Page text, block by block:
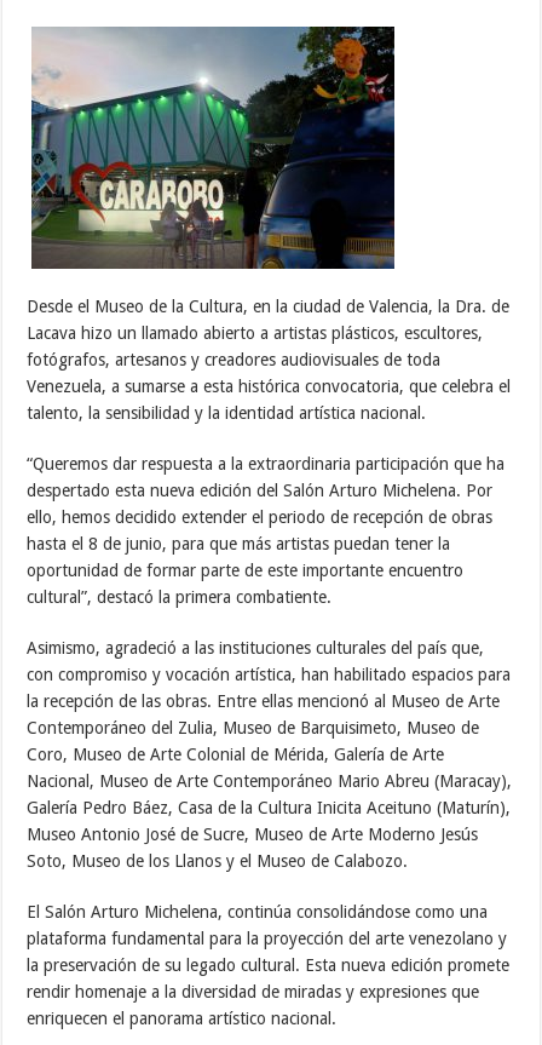
Desde el Museo de la Cultura, en la ciudad de Valencia, la Dra. de
Lacava hizo un llamado abierto a artistas plásticos, escultores,
fotógrafos, artesanos y creadores audiovisuales de toda
Venezuela, a sumarse a esta histórica convocatoria, que celebra el
talento, la sensibilidad y la identidad artística nacional.
“Queremos dar respuesta a la extraordinaria participación que ha
despertado esta nueva edición del Salón Arturo Michelena. Por
ello, hemos decidido extender el periodo de recepción de obras
hasta el 8 de junio, para que más artistas puedan tener la
oportunidad de formar parte de este importante encuentro
cultural”, destacó la primera combatiente.
Asimismo, agradeció a las instituciones culturales del país que,
con compromiso y vocación artística, han habilitado espacios para
la recepción de las obras. Entre ellas mencionó al Museo de Arte
Contemporáneo del Zulia, Museo de Barquisimeto, Museo de
Coro, Museo de Arte Colonial de Mérida, Galería de Arte
Nacional, Museo de Arte Contemporáneo Mario Abreu (Maracay),
Galería Pedro Báez, Casa de la Cultura Inicita Aceituno (Maturín),
Museo Antonio José de Sucre, Museo de Arte Moderno Jesús
Soto, Museo de los Llanos y el Museo de Calabozo.
El Salón Arturo Michelena, continúa consolidándose como una
plataforma fundamental para la proyección del arte venezolano y
la preservación de su legado cultural. Esta nueva edición promete
rendir homenaje a la diversidad de miradas y expresiones que
enriquecen el panorama artístico nacional.